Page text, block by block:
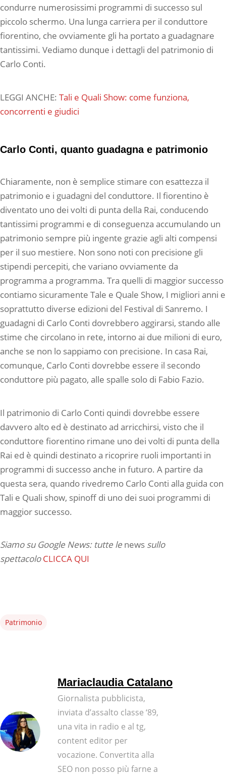
condurre numerosissimi programmi di successo sul
piccolo schermo. Una lunga carriera per il conduttore
fiorentino, che ovviamente gli ha portato a guadagnare
tantissimi. Vediamo dunque i dettagli del patrimonio di
Carlo Conti.
LEGGI ANCHE: Tali e Quali Show: come funziona,
concorrenti e giudici
Carlo Conti, quanto guadagna e patrimonio
Chiaramente, non è semplice stimare con esattezza il
patrimonio e i guadagni del conduttore. Il fiorentino è
diventato uno dei volti di punta della Rai, conducendo
tantissimi programmi e di conseguenza accumulando un
patrimonio sempre più ingente grazie agli alti compensi
per il suo mestiere. Non sono noti con precisione gli
stipendi percepiti, che variano ovviamente da
programma a programma. Tra quelli di maggior successo
contiamo sicuramente Tale e Quale Show, I migliori anni e
soprattutto diverse edizioni del Festival di Sanremo. I
guadagni di Carlo Conti dovrebbero aggirarsi, stando alle
stime che circolano in rete, intorno ai due milioni di euro,
anche se non lo sappiamo con precisione. In casa Rai,
comunque, Carlo Conti dovrebbe essere il secondo
conduttore più pagato, alle spalle solo di Fabio Fazio.
Il patrimonio di Carlo Conti quindi dovrebbe essere
davvero alto ed è destinato ad arricchirsi, visto che il
conduttore fiorentino rimane uno dei volti di punta della
Rai ed è quindi destinato a ricoprire ruoli importanti in
programmi di successo anche in futuro. A partire da
questa sera, quando rivedremo Carlo Conti alla guida con
Tali e Quali show, spinoff di uno dei suoi programmi di
maggior successo.
Siamo su Google News: tutte le news sullo
spettacoloCLICCA QUI
Patrimonio
Mariaclaudia Catalano
Giornalista pubblicista,
inviata d’assalto classe ‘89,
una vita in radio e al tg,
content editor per
vocazione. Convertita alla
SEO non posso più farne a